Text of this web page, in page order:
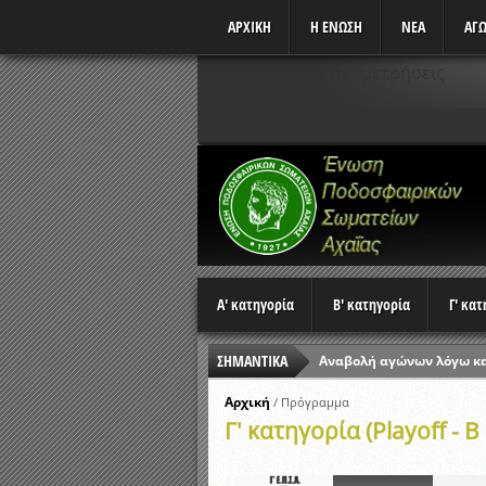
ΑΡΧΙΚΗ Η ΕΝΩΣΗ ΝΕΑ
Α' κατηγορία Β' κατηγορία Γ'
ΣΗΜΑΝΤΙΚΑ
Αναβολή αγώνων λόγω
Αποτελέσματα
Αρχική / Πρόγραμμα
Γ' κατηγορία (Playoff - B